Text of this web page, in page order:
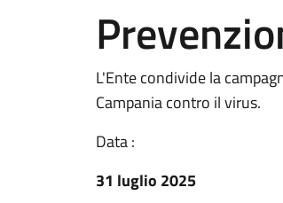
L'Ente condivide la
Campania contro il virus.
Data :
31 luglio 2025